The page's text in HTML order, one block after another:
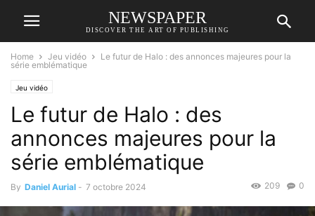
NEWSPAPER
DISCOVER THE ART OF PUBLISHING
Home Jeu vidéo
Le futur de Halo : des annonces majeures pour la
série emblématique
Jeu vidéo
Le futur de Halo : des
annonces majeures pour la
série emblématique
By Daniel Aurial - 7 octobre 2024 0
209